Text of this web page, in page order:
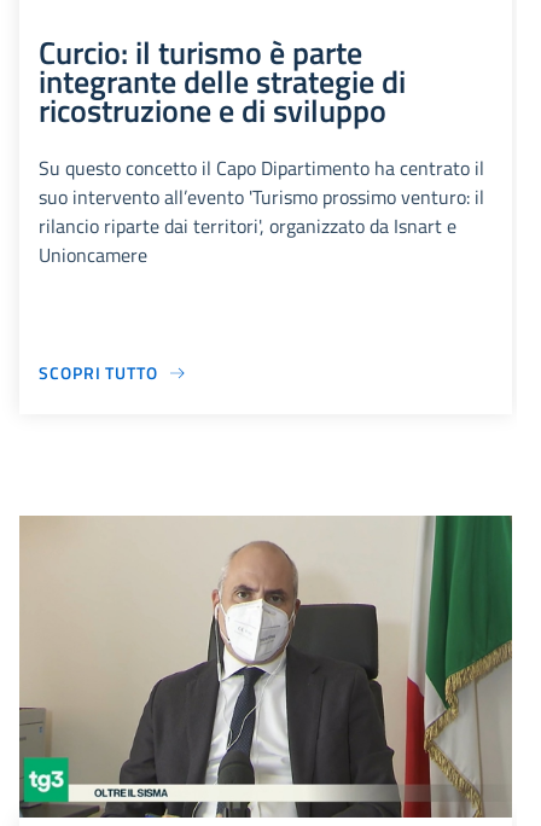
Curcio: il turismo è parte
integrante delle strategie di
ricostruzione e di sviluppo
Su questo concetto il Capo Dipartimento ha centrato il
suo intervento all’evento 'Turismo prossimo venturo: il
rilancio riparte dai territori', organizzato da Isnart e
Unioncamere
SCOPRI TUTTO